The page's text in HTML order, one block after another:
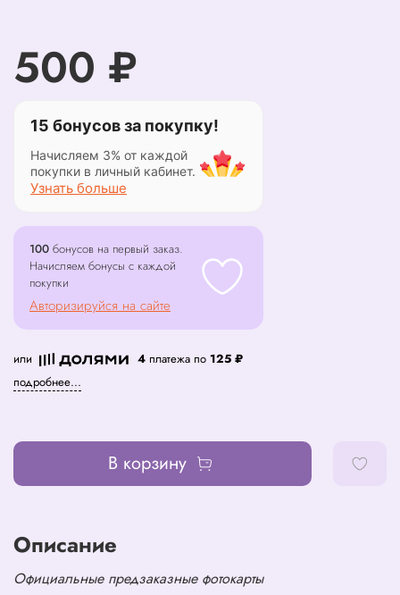
500 ₽
15 бонусов за покупку!
Начисляем 3% от каждой
покупки в личный кабинет.
Узнать больше
100 бонусов на первый заказ.
Начисляем бонусы с каждой
покупки
Авторизируйся на сайте
или 4 платежа по 125 ₽
подробнее...
В корзину
Описание
Официальные предзаказные фотокарты